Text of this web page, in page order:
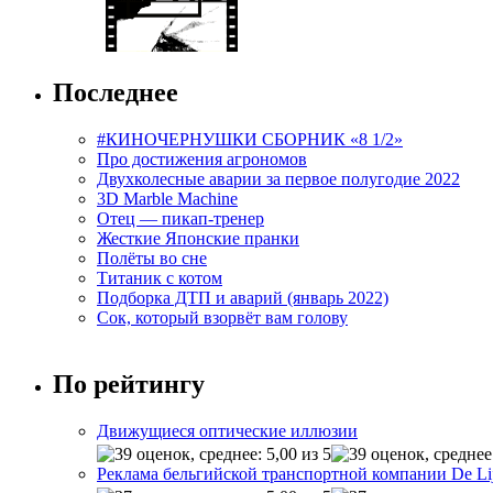
Последнее
#КИНОЧЕРНУШКИ СБОРНИК «8 1/2»
Про достижения агрономов
Двухколесные аварии за первое полугодие 2022
3D Marble Machine
Отец — пикап-тренер
Жесткие Японские пранки
Полёты во сне
Титаник с котом
Подборка ДТП и аварий (январь 2022)
Сок, который взорвёт вам голову
По рейтингу
Движущиеся оптические иллюзии
Реклама бельгийской транспортной компании De